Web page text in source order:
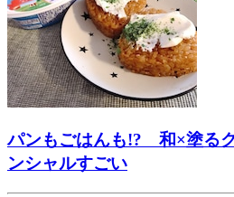
パンもごはんも!? 和×塗る
ンシャルすごい